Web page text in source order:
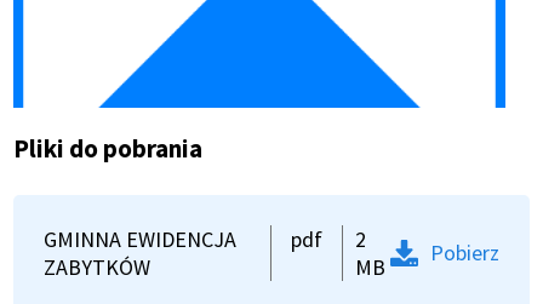
Pliki do pobrania
GMINNA EWIDENCJA
ZABYTKÓW
pdf
2
MB
Pobierz